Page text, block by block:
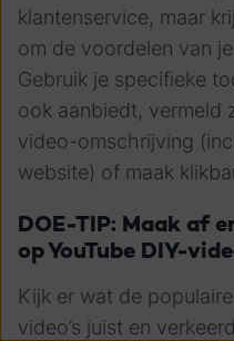
klantenservice, maar
om de voordelen van
Gebruik je specifieke
ook aanbiedt, vermeld
video-omschrijving
website) of maak
DOE-TIP: Maak af
op YouTube DIY-
Kijk er wat de
video’s juist en